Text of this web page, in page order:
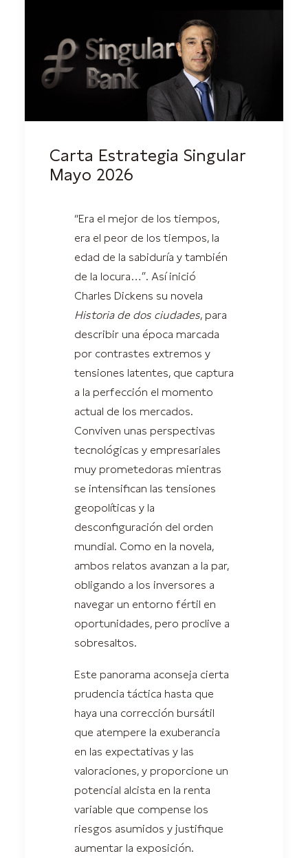
Carta Estrategia Singular
Mayo 2026
“Era el mejor de los tiempos,
era el peor de los tiempos, la
edad de la sabiduría y también
de la locura…”. Así inició
Charles Dickens su novela
Historia de dos ciudades, para
describir una época marcada
por contrastes extremos y
tensiones latentes, que captura
a la perfección el momento
actual de los mercados.
Conviven unas perspectivas
tecnológicas y empresariales
muy prometedoras mientras
se intensifican las tensiones
geopolíticas y la
desconfiguración del orden
mundial. Como en la novela,
ambos relatos avanzan a la par,
obligando a los inversores a
navegar un entorno fértil en
oportunidades, pero proclive a
sobresaltos.
Este panorama aconseja cierta
prudencia táctica hasta que
haya una corrección bursátil
que atempere la exuberancia
en las expectativas y las
valoraciones, y proporcione un
potencial alcista en la renta
variable que compense los
riesgos asumidos y justifique
aumentar la exposición.